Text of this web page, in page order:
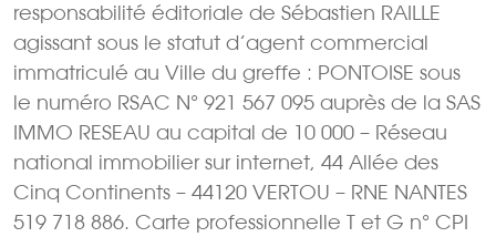
responsabilité éditoriale de Sébastien RAILLE
agissant sous le statut d’agent commercial
immatriculé au Ville du greffe : PONTOISE sous
le numéro RSAC N° 921 567 095 auprès de la SAS
IMMO RESEAU au capital de 10 000 – Réseau
national immobilier sur internet, 44 Allée des
Cinq Continents – 44120 VERTOU – RNE NANTES
519 718 886. Carte professionnelle T et G n° CPI